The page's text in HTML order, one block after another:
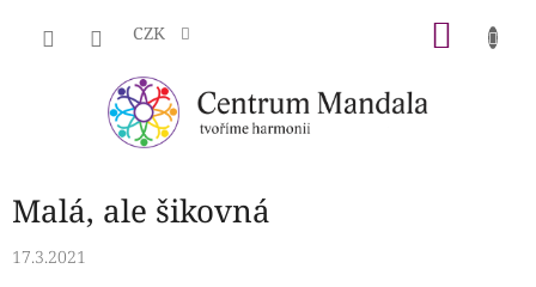
CZK
Malá, ale šikovná
17.3.2021